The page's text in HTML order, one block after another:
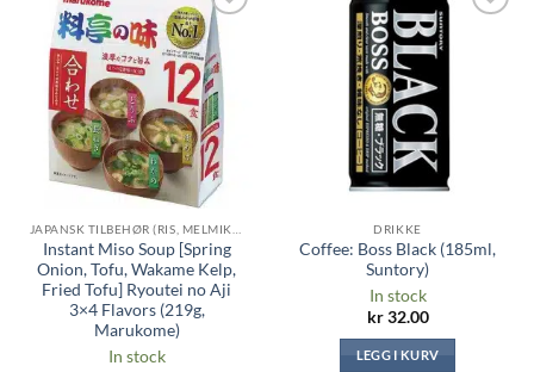
Legg til i
ønskeliste
Instant Miso Soup [Spring
Onion, Tofu, Wakame Kelp,
Fried Tofu] Ryoutei no Aji
3×4 Flavors (219g,
Marukome)
In stock
ønskeliste
DRIKKE
Coffee: Boss Black (185ml,
Suntory)
In stock
kr32.00
LEGG I KURV